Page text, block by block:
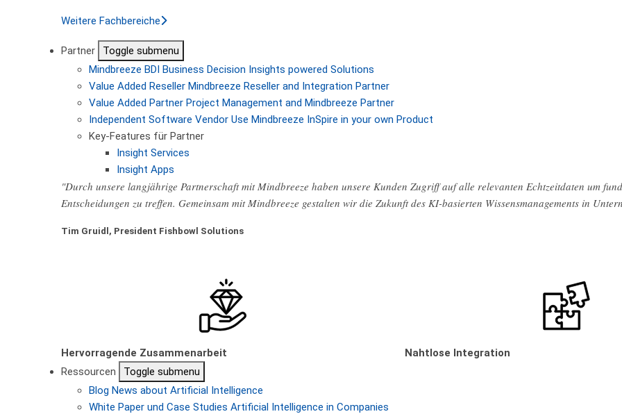
Weitere Fachbereiche
Partner
Toggle submenu
Mindbreeze BDI Business Decision Insights powered Solutions
Value Added Reseller Mindbreeze Reseller and Integration Partner
Value Added Partner Project Management and Mindbreeze Partner
Independent Software Vendor Use Mindbreeze InSpire in your own Product
Key-Features für Partner
Insight Services
Insight Apps
"Durch unsere langjährige Partnerschaft mit Mindbreeze haben unsere Kunden Zugriff auf alle relevanten Echtzeitdaten um
Entscheidungen zu treffen. Gemeinsam mit Mindbreeze gestalten wir die Zukunft des KI-basierten Wissensmanagements in
Tim Gruidl, President Fishbowl Solutions
Hervorragende Zusammenarbeit
Nahtlose Integration
Ressourcen
Toggle submenu
Blog News about Artificial Intelligence
White Paper und Case Studies Artificial Intelligence in Companies